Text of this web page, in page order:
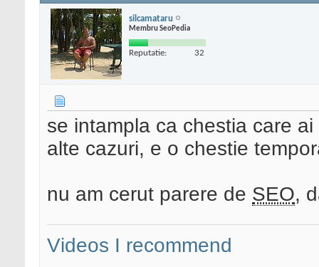
silcamataru
Membru SeoPedia
Reputatie: 32
se intampla ca chestia care
alte cazuri, e o chestie
nu am cerut parere de SEO,
Videos I recommend